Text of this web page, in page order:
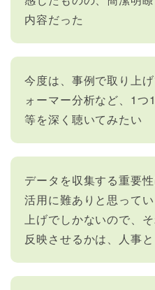
内容だった
今度は、事例で取り上
ォーマー分析など、1
等を深く聴いてみたい
データを収集する重要
活用に難ありと思って
上げでしかないので、
反映させるかは、人事